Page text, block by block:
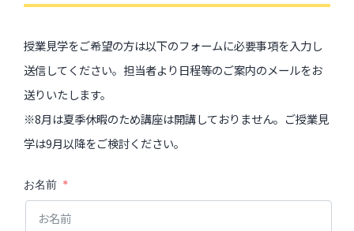
授業見学をご希望の方は以下のフォームに必要事項を入力し
送信してください。担当者より日程等のご案内のメールをお
送りいたします。
※8月は夏季休暇のため講座は開講しておりません。ご授業見
学は9月以降をご検討ください。
お名前